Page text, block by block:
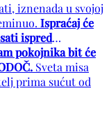
iznenada u svojoj
Ispraćaj će
ispred
pokojnika bit će
Sveta misa
prima sućut od